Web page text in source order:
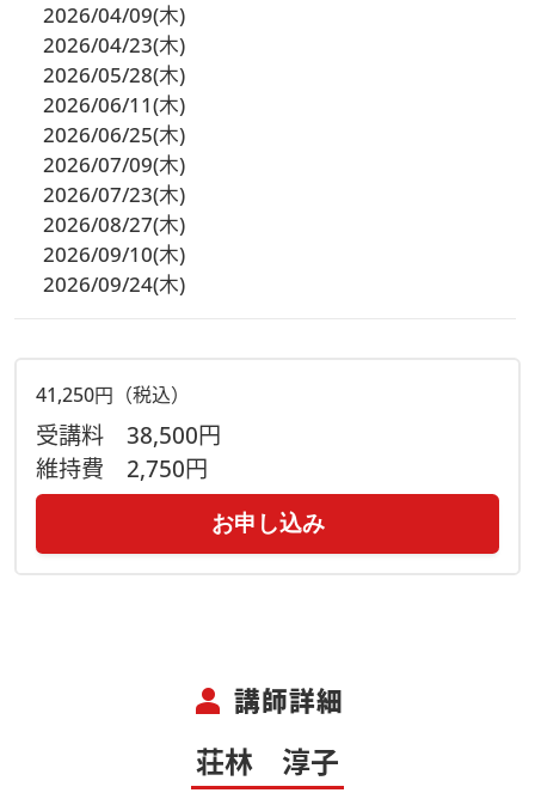
2026/04/09(木)
2026/04/23(木)
2026/05/28(木)
2026/06/11(木)
2026/06/25(木)
2026/07/09(木)
2026/07/23(木)
2026/08/27(木)
2026/09/10(木)
2026/09/24(木)
41,250円（税込）
受講料 38,500円
維持費 2,750円
お申し込み
person 講師詳細
荘林 淳子